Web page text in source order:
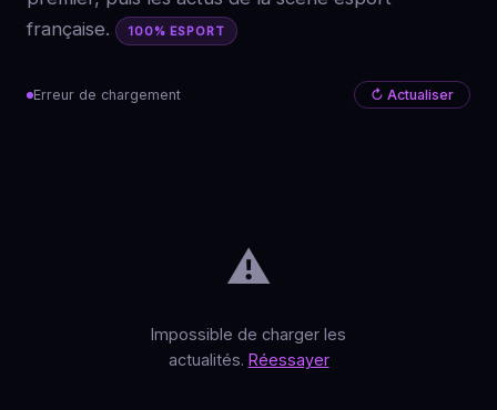
française.
100% ESPORT
Erreur de chargement ↻ Actualiser
⚠️
Impossible de charger les
actualités. Réessayer